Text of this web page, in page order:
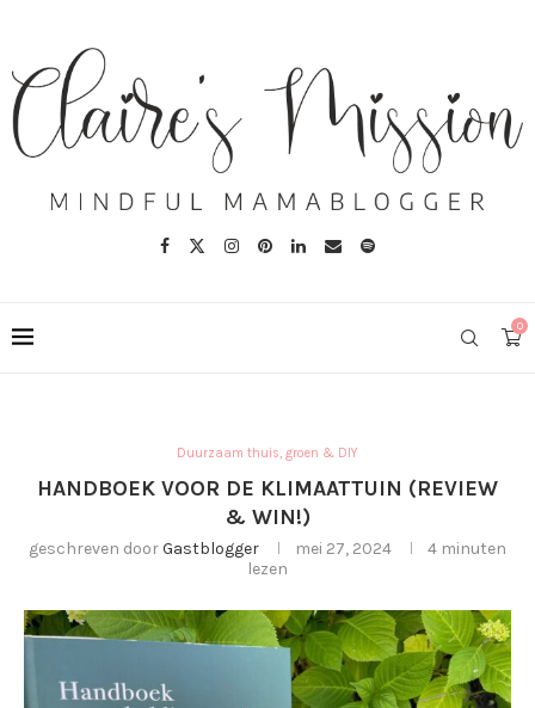
0
Duurzaam thuis, groen & DIY
HANDBOEK VOOR DE KLIMAATTUIN (REVIEW
& WIN!)
geschreven doorGastblogger mei 27, 2024
4 minuten
lezen